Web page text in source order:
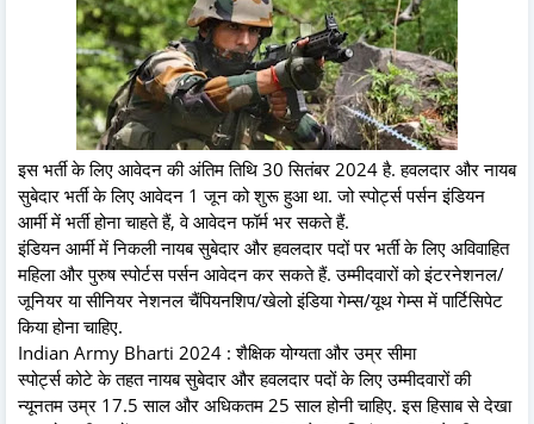
इस भर्ती के लिए आवेदन की अंतिम तिथि 30 सितंबर 2024 है. हवलदार और नायब
सुबेदार भर्ती के लिए आवेदन 1 जून को शुरू हुआ था. जो स्पोर्ट्स पर्सन इंडियन
आर्मी में भर्ती होना चाहते हैं, वे आवेदन फॉर्म भर सकते हैं.
इंडियन आर्मी में निकली नायब सुबेदार और हवलदार पदों पर भर्ती के लिए अविवाहित
महिला और पुरुष स्पोर्टस पर्सन आवेदन कर सकते हैं. उम्मीदवारों को इंटरनेशनल/
जूनियर या सीनियर नेशनल चैंपियनशिप/खेलो इंडिया गेम्स/यूथ गेम्स में पार्टिसिपेट
किया होना चाहिए.
Indian Army Bharti 2024 : शैक्षिक योग्यता और उम्र सीमा
स्पोर्ट्स कोटे के तहत नायब सुबेदार और हवलदार पदों के लिए उम्मीदवारों की
न्यूनतम उम्र 17.5 साल और अधिकतम 25 साल होनी चाहिए. इस हिसाब से देखा